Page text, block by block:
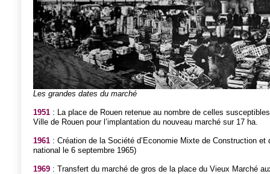
Les grandes dates du marché
1951 : La place de Rouen retenue au nombre de celles
Ville de Rouen pour l’implantation du nouveau marché sur 17 ha.
1961 : Création de la Société d’Economie Mixte de Construction et
national le 6 septembre 1965)
1969 : Transfert du marché de gros de la place du Vieux Marché